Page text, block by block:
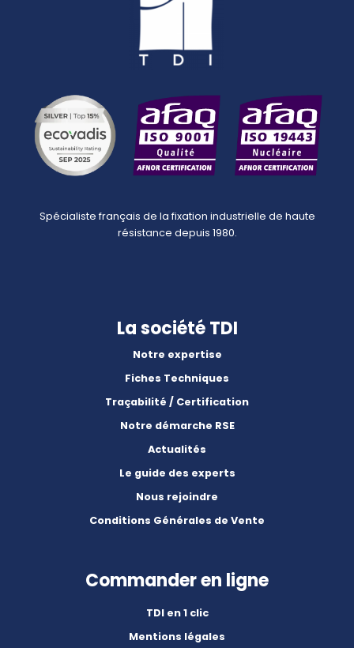
Spécialiste français de la fixation industrielle de haute
résistance depuis 1980.
La société TDI
Notre expertise
Fiches Techniques
Traçabilité / Certification
Notre démarche RSE
Actualités
Le guide des experts
Nous rejoindre
Conditions Générales de Vente
Commander en ligne
TDI en 1 clic
Mentions légales